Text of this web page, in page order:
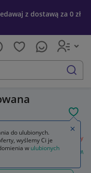
z dostawą za 0 zł
szukaj
Odzież damska Zestawy
zestaw meble
do ulubionych.
wyślemy Ci je
w ulubionych